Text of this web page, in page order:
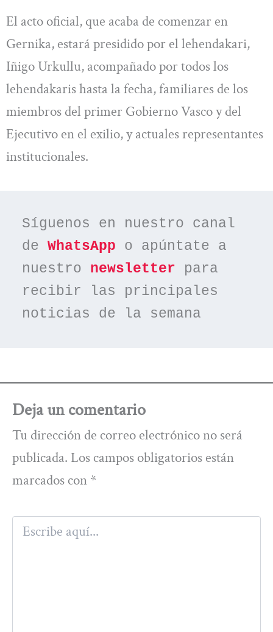
El acto oficial, que acaba de comenzar en
Gernika, estará presidido por el lehendakari,
Iñigo Urkullu, acompañado por todos los
lehendakaris hasta la fecha, familiares de los
miembros del primer Gobierno Vasco y del
Ejecutivo en el exilio, y actuales representantes
institucionales.
Síguenos en nuestro canal
de WhatsApp o apúntate a
nuestro newsletter para
recibir las principales
noticias de la semana
Deja un comentario
Tu dirección de correo electrónico no será
publicada. Los campos obligatorios están
marcados con *
Escribe
aquí...